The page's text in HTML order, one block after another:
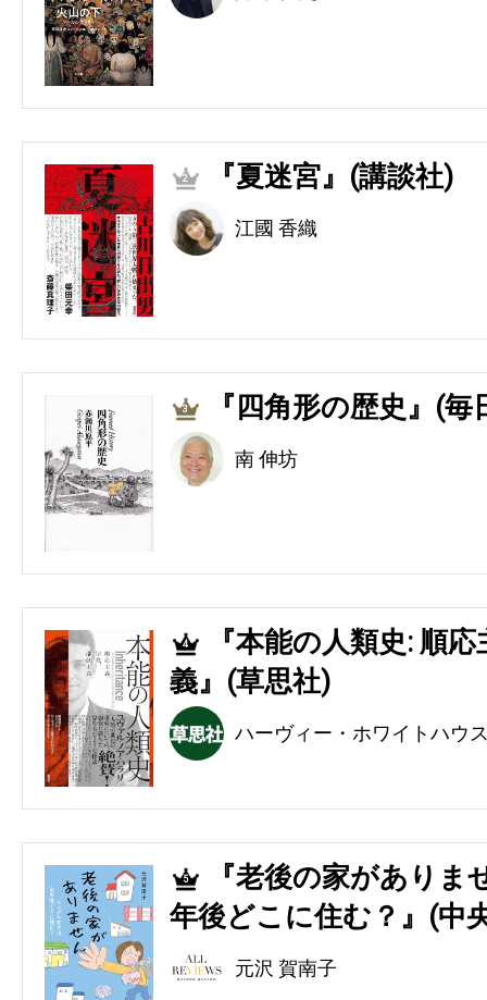
2 『夏迷宮』(講談社)
江國 香織
3 『四角形の歴史』(毎
南 伸坊
4
『本能の人類史: 順
義』(草思社)
ハーヴィー・ホワイトハウ
5
『老後の家があり
年後どこに住む？』(中
元沢 賀南子